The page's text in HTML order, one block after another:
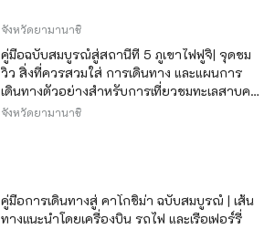
จังหวัดยามานาชิ
คู่มือฉบับสมบูรณ์สู่สถานีที่ 5 ภูเขาไฟฟูจิ| จุดชม
วิว สิ่งที่ควรสวมใส่ การเดินทาง และแผนการ
เดินทางตัวอย่างสำหรับการเที่ยวชมทะเลสาบคา
วากุจิ
จังหวัดยามานาชิ
คู่มือการเดินทางสู่ คาโกชิม่า ฉบับสมบูรณ์ | เส้น
ทางแนะนำโดยเครื่องบิน รถไฟ และเรือเฟอร์รี่